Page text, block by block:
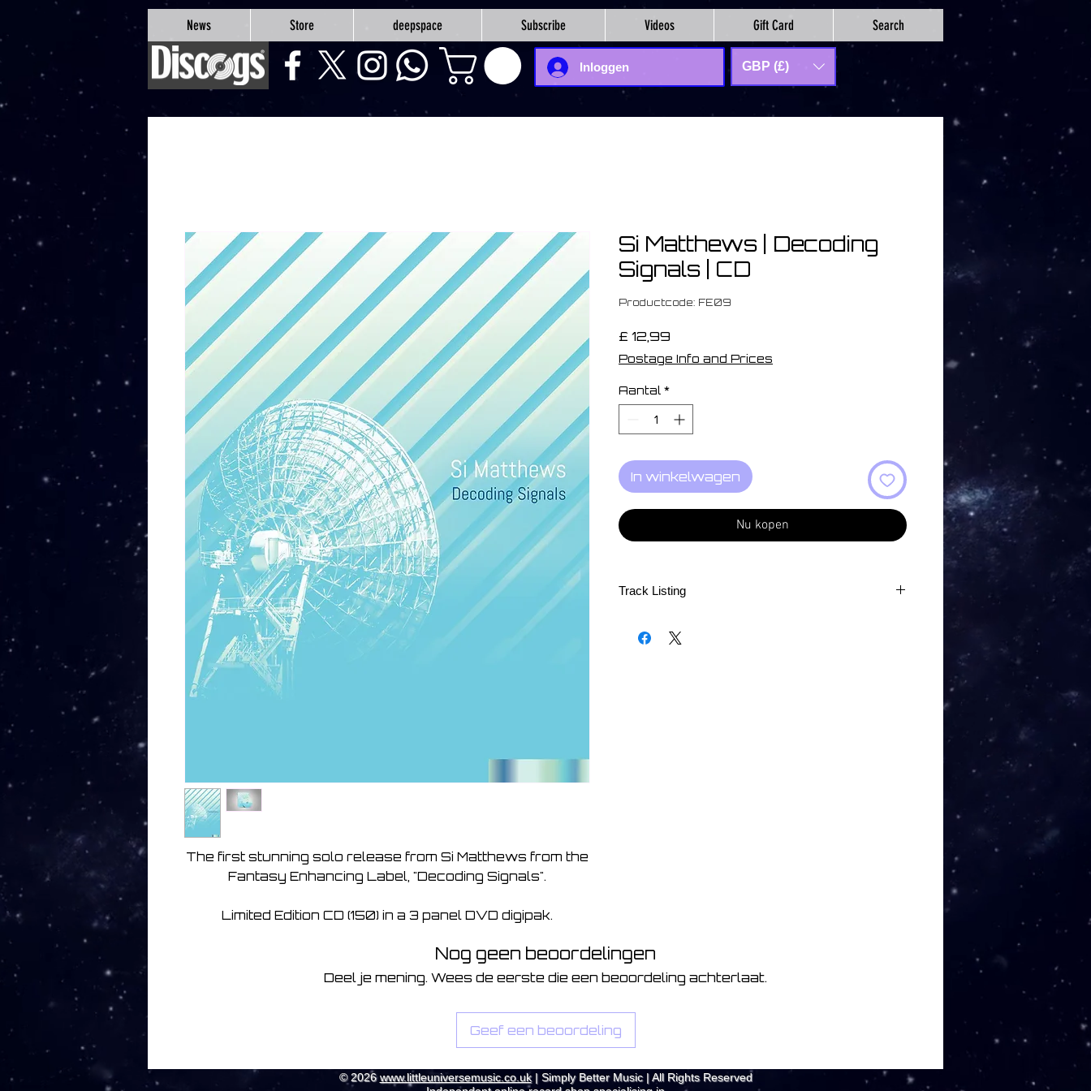
google-site-verification=Js9RvVdUtv_0G8HdwWtoaYqWQgeJGSf5KM-Husce4Co
News Store deepspace Subscribe Videos Gift Card Search
Inloggen GBP (£)
The first stunning solo release from Si Matthews from the
Fantasy Enhancing Label, "Decoding Signals".
Limited Edition CD (150) in a 3 panel DVD digipak.
Si Matthews | Decoding
Signals | CD
Productcode: FE09
£ 12,99
Postage Info and Prices
Aantal *
In winkelwagen
Nu kopen
Track Listing
2. 3rd Planet 13:37
Nog geen beoordelingen
Deel je mening. Wees de eerste die een beoordeling achterlaat.
Geef een beoordeling
© 2026www.littleuniversemusic.co.uk| Simply Better Music | All Rights Reserved